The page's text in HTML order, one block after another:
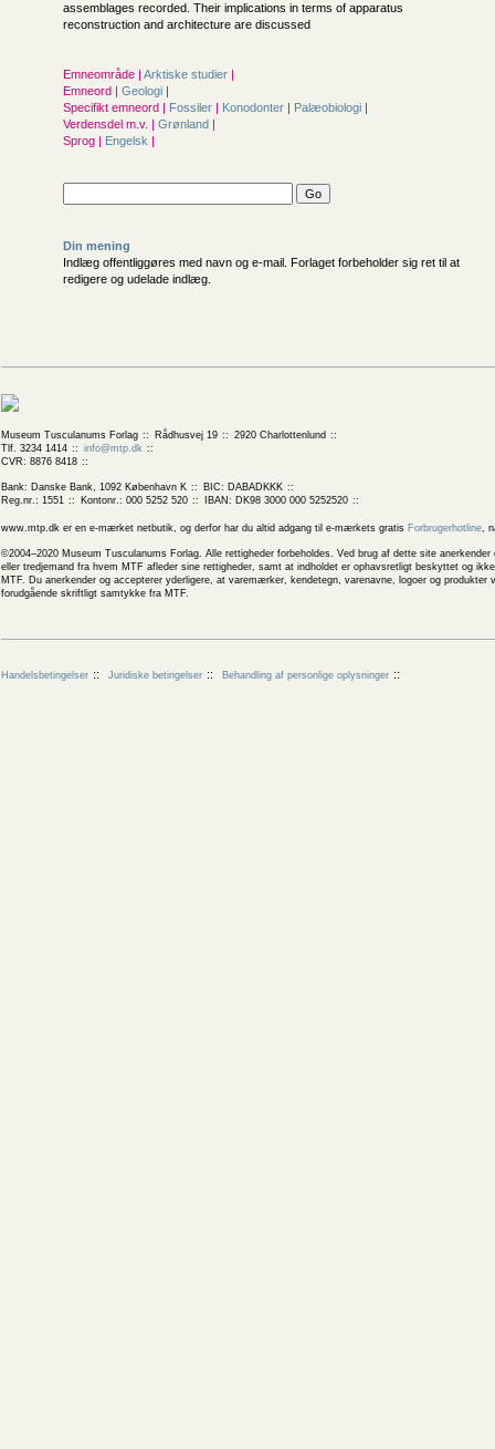
assemblages recorded. Their implications in terms of apparatus
reconstruction and architecture are discussed
Emneområde | Arktiske studier |
Emneord | Geologi |
Specifikt emneord | Fossiler | Konodonter | Palæobiologi |
Verdensdel m.v. | Grønland |
Sprog | Engelsk |
Din mening
Indlæg offentliggøres med navn og e-mail. Forlaget forbeholder sig ret til at
redigere og udelade indlæg.
Museum Tusculanums Forlag Rådhusvej 19
2920 Charlottenlund
Tlf. 3234 1414
info@mtp.dk
CVR: 8876 8418
Bank: Danske Bank, 1092 København K
BIC: DABADKKK
Reg.nr.: 1551
Kontonr.: 000 5252 520 IBAN: DK98 3000 000 5252520
www.mtp.dk er en e-mærket netbutik, og derfor har du altid adgang til e-mærkets gratis Forbrugerhotline,
©2004–2020 Museum Tusculanums Forlag. Alle rettigheder forbeholdes. Ved brug af dette site
eller tredjemand fra hvem MTF afleder sine rettigheder, samt at indholdet er ophavsretligt beskyttet og
MTF. Du anerkender og accepterer yderligere, at varemærker, kendetegn, varenavne, logoer og
forudgående skriftligt samtykke fra MTF.
Handelsbetingelser Juridiske betingelser Behandling af personlige oplysninger